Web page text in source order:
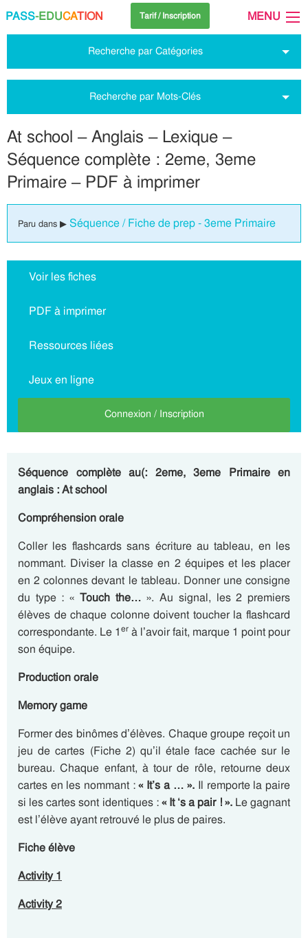
PASS-EDUCATION Tarif / Inscription MENU
Recherche par Catégories
Recherche par Mots-Clés
At school – Anglais – Lexique –
Séquence complète : 2eme, 3eme
Primaire – PDF à imprimer
Paru dans ▶ Séquence / Fiche de prep - 3eme Primaire
Voir les fiches
PDF à imprimer
Ressources liées
Jeux en ligne
Connexion / Inscription
Séquence complète au(: 2eme, 3eme Primaire en
anglais : At school
Compréhension orale
Coller les flashcards sans écriture au tableau, en les
nommant. Diviser la classe en 2 équipes et les placer
en 2 colonnes devant le tableau. Donner une consigne
du type : « Touch the… ». Au signal, les 2 premiers
élèves de chaque colonne doivent toucher la flashcard
correspondante. Le 1er à l’avoir fait, marque 1 point pour
son équipe.
Production orale
Memory game
Former des binômes d’élèves. Chaque groupe reçoit un
jeu de cartes (Fiche 2) qu’il étale face cachée sur le
bureau. Chaque enfant, à tour de rôle, retourne deux
cartes en les nommant :« It’s a … ». Il remporte la paire
si les cartes sont identiques :« It ‘s a pair ! ».Le gagnant
est l’élève ayant retrouvé le plus de paires.
Fiche élève
Activity 1
Activity 2